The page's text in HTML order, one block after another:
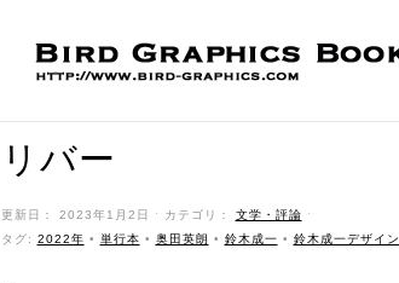
リバー
更新日： 2023年1月2日 ˑ カテゴリ： 文学・評論 ˑ
タグ: 2022年 • 単行本 • 奥田英朗 • 鈴木成一 • 鈴木成一デザイ